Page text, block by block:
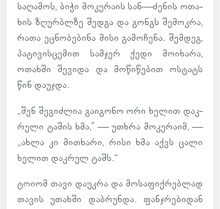
სა­ღა­მოს, ბიჭი მო­კუ­რაის სან—ძენის ოთა­
ხის ზღურ­ბლზე შედგა და გონგს შე­მოკრა,
რათა ეც­ნო­ბე­ბინა მისი გა­მო­ჩენა. შემ­დეგ,
პა­ტი­ვის­ცე­მით სამ­ჯერ ქედი მო­ი­ხარა,
ოთახში შე­ვიდა და მო­წი­წე­ბით ოს­ტატს
წინ და­უჯდა.
„შენ შე­გიძ­ლია გა­ი­გონო ორი ხელით დაკ­
რული ტაშის ხმა," — უთხრა მო­კუ­რაიმ, —
„ახლა კი მი­თხარი, რისი ხმა აქვს ცალი
ხელით დაკ­რულ ტაშს.“
ტოიომ თავი და­უკრა და მო­სა­ფიქ­რებ­ლად
თავის უთახში დაბ­რუნდა. ფან­ჯრე­ბი­დან